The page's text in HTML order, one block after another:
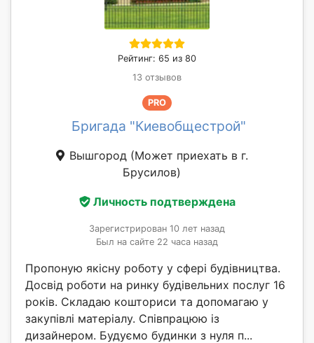
Рейтинг: 65 из 80
13 отзывов
PRO
Бригада "Киевобщестрой"
Вышгород (Может приехать в г.
Брусилов)
Личность подтверждена
Зарегистрирован 10 лет назад
Был на сайте 22 часа назад
Пропоную якісну роботу у сфері будівництва.
Досвід роботи на ринку будівельних послуг 16
років. Складаю кошториси та допомагаю у
закупівлі матеріалу. Співпрацюю із
дизайнером. Будуємо будинки з нуля п...